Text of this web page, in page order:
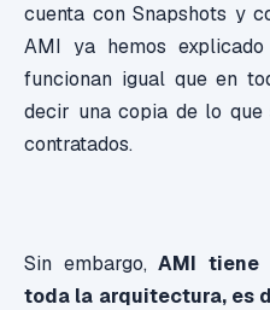
cuenta con Snapshots y
AMI ya hemos
funcionan igual que en
decir una copia de lo que
contratados.
Sin embargo,AMI tiene
toda la arquitectura, es